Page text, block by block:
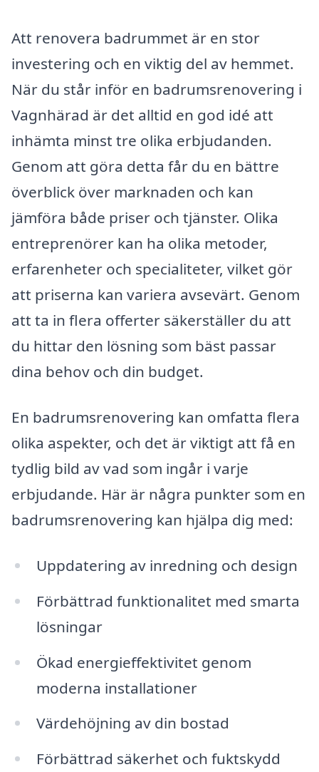
Att renovera badrummet är en stor
investering och en viktig del av hemmet.
När du står inför en badrumsrenovering i
Vagnhärad är det alltid en god idé att
inhämta minst tre olika erbjudanden.
Genom att göra detta får du en bättre
överblick över marknaden och kan
jämföra både priser och tjänster. Olika
entreprenörer kan ha olika metoder,
erfarenheter och specialiteter, vilket gör
att priserna kan variera avsevärt. Genom
att ta in flera offerter säkerställer du att
du hittar den lösning som bäst passar
dina behov och din budget.
En badrumsrenovering kan omfatta flera
olika aspekter, och det är viktigt att få en
tydlig bild av vad som ingår i varje
erbjudande. Här är några punkter som en
badrumsrenovering kan hjälpa dig med:
Uppdatering av inredning och design
Förbättrad funktionalitet med smarta
lösningar
Ökad energieffektivitet genom
moderna installationer
Värdehöjning av din bostad
Förbättrad säkerhet och fuktskydd